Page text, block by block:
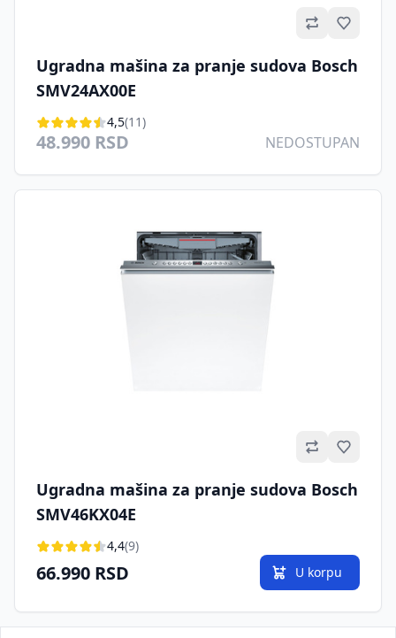
Ugradna mašina za pranje sudova Bosch
SMV24AX00E
4,5(11)
48.990 RSD NEDOSTUPAN
Ugradna mašina za pranje sudova Bosch
SMV46KX04E
4,4(9)
66.990 RSD U korpu